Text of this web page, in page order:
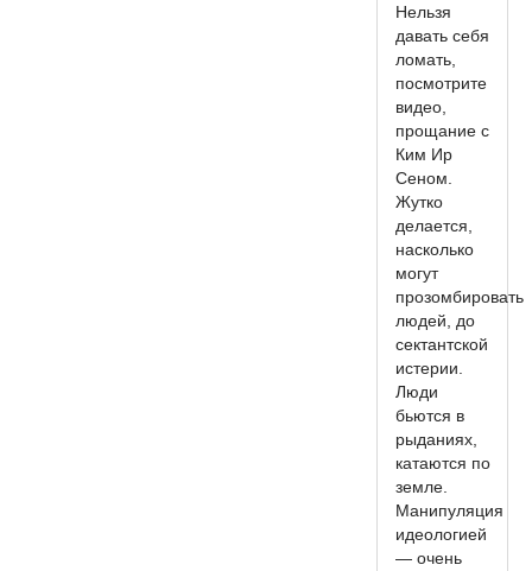
Нельзя
давать себя
ломать,
посмотрите
видео,
прощание с
Ким Ир
Сеном.
Жутко
делается,
насколько
могут
прозомбировать
людей, до
сектантской
истерии.
Люди
бьются в
рыданиях,
катаются по
земле.
Манипуляция
идеологией
— очень